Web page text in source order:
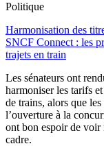
Politique
Harmonisation des
SNCF Connect : les
trajets en train
Les sénateurs ont
harmoniser les tarifs
de trains, alors que
l’ouverture à la
ont bon espoir de voir
cadre.